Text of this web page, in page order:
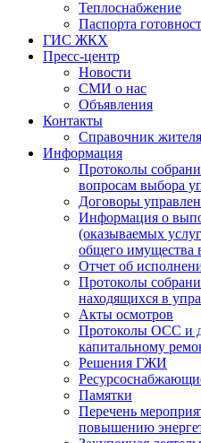
Теплоснабжение
Паспорта
ГИС ЖКХ
Пресс-центр
Новости
СМИ о нас
Объявления
Контакты
Справочник жителя
Информация
Протоколы
вопросам выбора
Договоры
Информация о
(оказываемых
общего имущества
Отчет об
Протоколы
находящихся в
Акты осмотров
Протоколы ОСС и
капитальному
Решения ГЖИ
Памятки
Перечень
повышению